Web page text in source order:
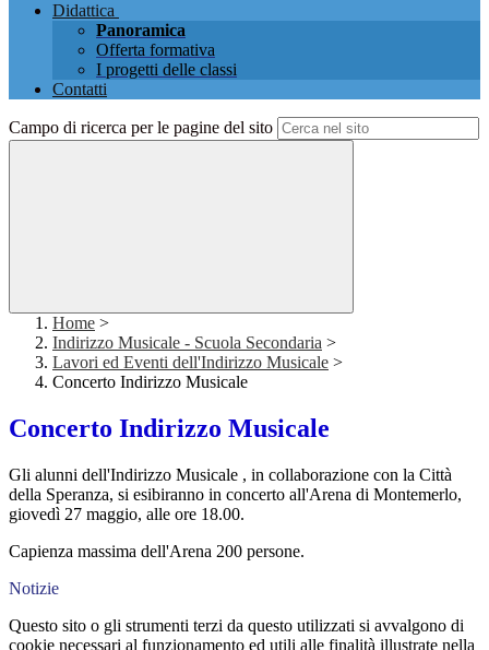
Didattica
Panoramica
Offerta formativa
I progetti delle classi
Contatti
Campo di ricerca per le pagine del sito
Home >
Indirizzo Musicale - Scuola Secondaria >
Lavori ed Eventi dell'Indirizzo Musicale >
Concerto Indirizzo Musicale
Concerto Indirizzo Musicale
Gli alunni dell'Indirizzo Musicale , in collaborazione con la Città
della Speranza, si esibiranno in concerto all'Arena di Montemerlo,
giovedì 27 maggio, alle ore 18.00.
Capienza massima dell'Arena 200 persone.
Notizie
Questo sito o gli strumenti terzi da questo utilizzati si avvalgono di
cookie necessari al funzionamento ed utili alle finalità illustrate nella